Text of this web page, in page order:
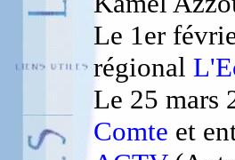
Le 1er
régional
Le 25 mars
Comte et